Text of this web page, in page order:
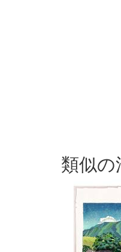
類似